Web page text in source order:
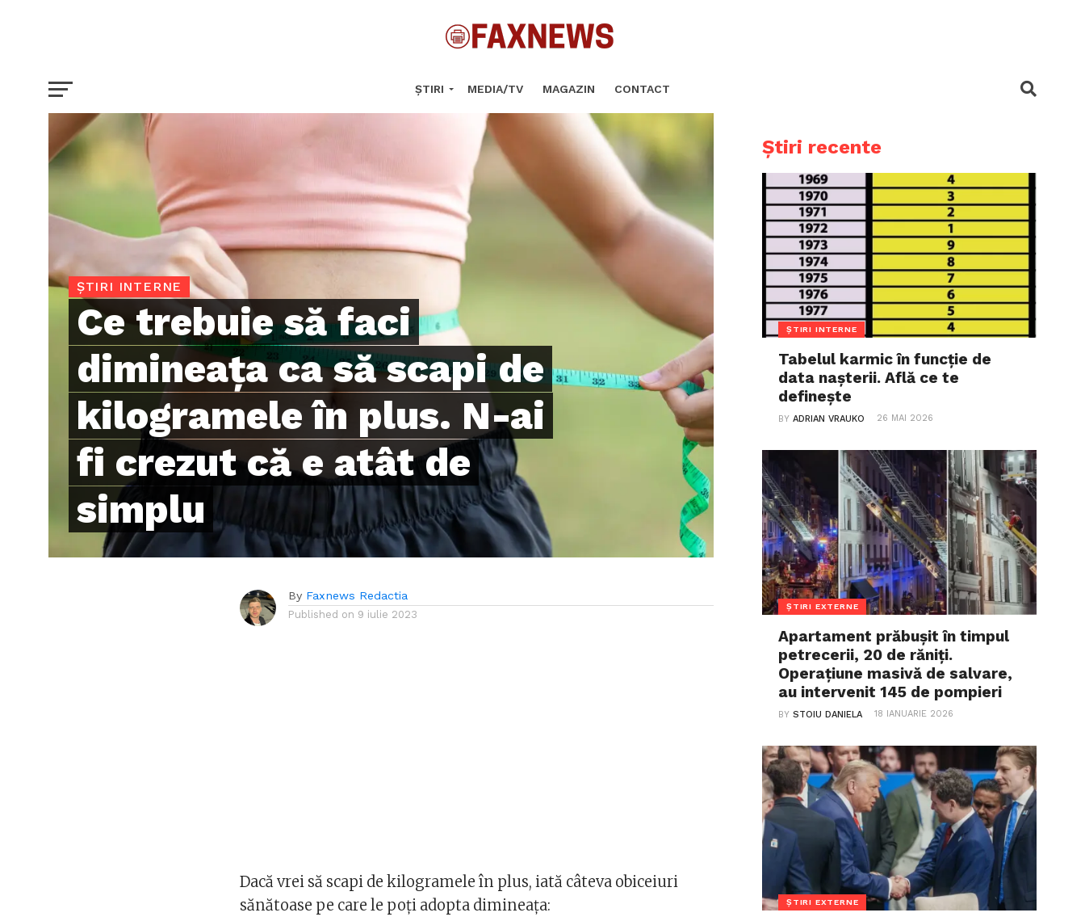
ȘTIRI MEDIA/TV MAGAZIN CONTACT
ȘTIRI INTERNE
Ce trebuie să faci
dimineața ca să scapi de
kilogramele în plus. N-ai
fi crezut că e atât de
simplu
By Faxnews Redactia
Published on 9 iulie 2023
Dacă vrei să scapi de kilogramele în plus, iată câteva obiceiuri
sănătoase pe care le poți adopta dimineața:
Știri recente
ȘTIRI INTERNE
Tabelul karmic în funcție de
data nașterii. Află ce te
definește
BYADRIAN VRAUKO 26 MAI 2026
ȘTIRI EXTERNE
Apartament prăbușit în timpul
petrecerii, 20 de răniți.
Operațiune masivă de salvare,
au intervenit 145 de pompieri
BYSTOIU DANIELA 18 IANUARIE 2026
ȘTIRI EXTERNE